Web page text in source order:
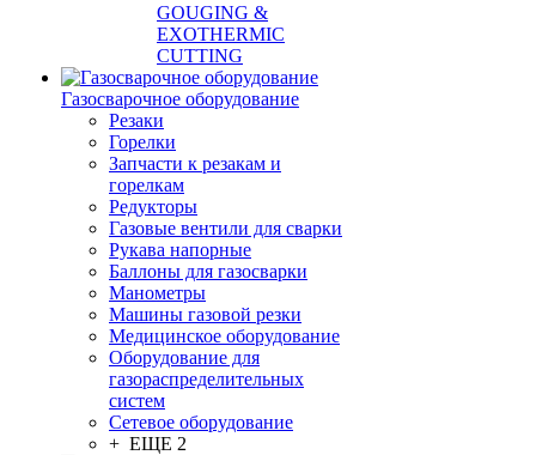
GOUGING &
EXOTHERMIC
CUTTING
Газосварочное оборудование
Резаки
Горелки
Запчасти к резакам и
горелкам
Редукторы
Газовые вентили для сварки
Рукава напорные
Баллоны для газосварки
Манометры
Машины газовой резки
Медицинское оборудование
Оборудование для
газораспределительных
систем
Сетевое оборудование
+ ЕЩЕ 2